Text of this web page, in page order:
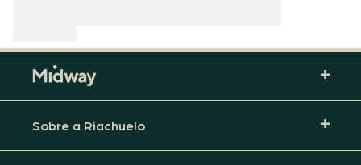
Sobre a Riachuelo